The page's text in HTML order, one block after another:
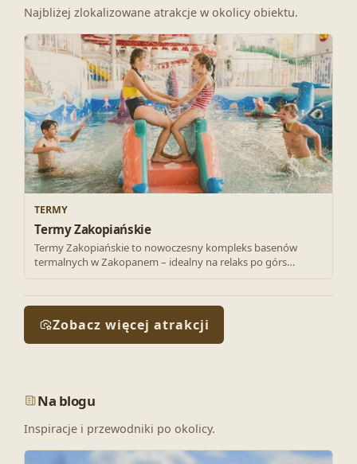
Najbliżej zlokalizowane atrakcje w okolicy obiektu.
TERMY
Termy Zakopiańskie
Termy Zakopiańskie to nowoczesny kompleks basenów
termalnych w Zakopanem – idealny na relaks po górs…
Zobacz więcej atrakcji
Na blogu
Inspiracje i przewodniki po okolicy.